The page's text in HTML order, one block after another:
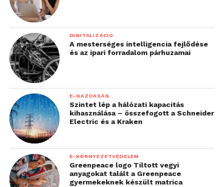
DIGITALIZÁCIÓ
A mesterséges intelligencia fejlődése
és az ipari forradalom párhuzamai
E-GAZDASÁG
Szintet lép a hálózati kapacitás
kihasználása – összefogott a Schneider
Electric és a Kraken
E-KÖRNYEZETVÉDELEM
Greenpeace logo Tiltott vegyi
anyagokat talált a Greenpeace
gyermekeknek készült matrica